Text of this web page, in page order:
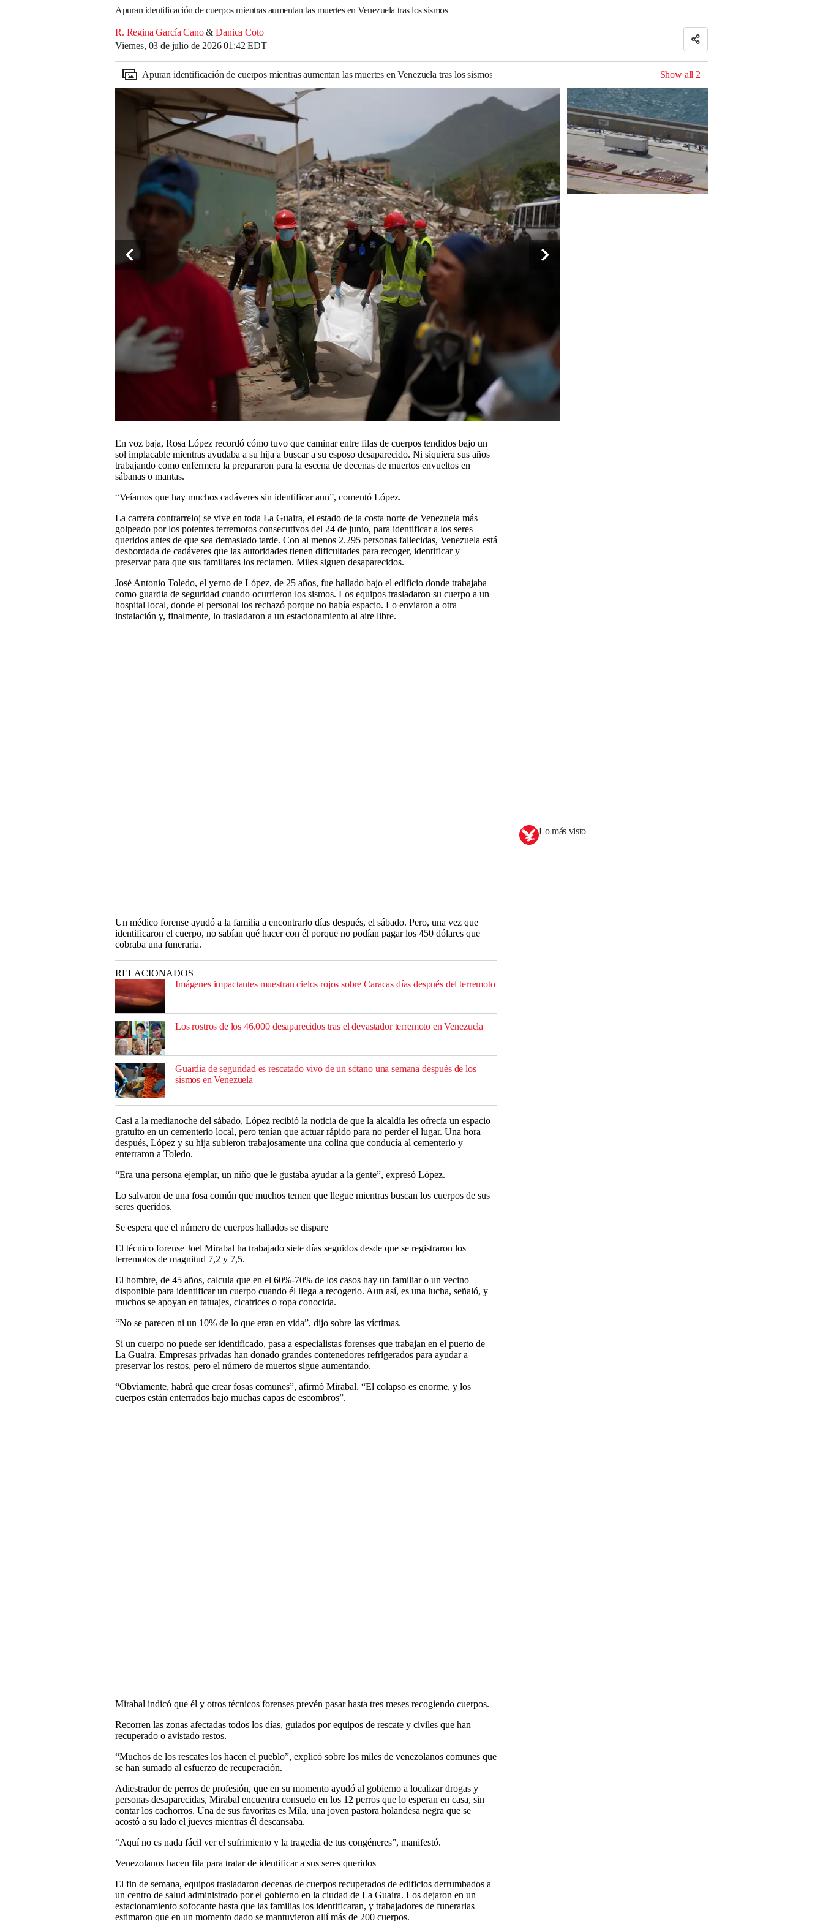
Apuran identificación de cuerpos mientras aumentan las muertes en Venezuela tras los sismos
R. Regina García Cano & Danica Coto
Viernes, 03 de julio de 2026 01:42 EDT
Apuran identificación de cuerpos mientras aumentan las muertes en Venezuela tras los sismos Show all 2
En voz baja, Rosa López recordó cómo tuvo que caminar entre filas de cuerpos tendidos bajo un
sol implacable mientras ayudaba a su hija a buscar a su esposo desaparecido. Ni siquiera sus años
trabajando como enfermera la prepararon para la escena de decenas de muertos envueltos en
sábanas o mantas.
“Veíamos que hay muchos cadáveres sin identificar aun”, comentó López.
La carrera contrarreloj se vive en toda La Guaira, el estado de la costa norte de Venezuela más
golpeado por los potentes terremotos consecutivos del 24 de junio, para identificar a los seres
queridos antes de que sea demasiado tarde. Con al menos 2.295 personas fallecidas, Venezuela está
desbordada de cadáveres que las autoridades tienen dificultades para recoger, identificar y
preservar para que sus familiares los reclamen. Miles siguen desaparecidos.
José Antonio Toledo, el yerno de López, de 25 años, fue hallado bajo el edificio donde trabajaba
como guardia de seguridad cuando ocurrieron los sismos. Los equipos trasladaron su cuerpo a un
hospital local, donde el personal los rechazó porque no había espacio. Lo enviaron a otra
instalación y, finalmente, lo trasladaron a un estacionamiento al aire libre.
Un médico forense ayudó a la familia a encontrarlo días después, el sábado. Pero, una vez que
identificaron el cuerpo, no sabían qué hacer con él porque no podían pagar los 450 dólares que
cobraba una funeraria.
RELACIONADOS
Imágenes impactantes muestran cielos rojos sobre Caracas días después del terremoto
Los rostros de los 46.000 desaparecidos tras el devastador terremoto en Venezuela
Guardia de seguridad es rescatado vivo de un sótano una semana después de los
sismos en Venezuela
Casi a la medianoche del sábado, López recibió la noticia de que la alcaldía les ofrecía un espacio
gratuito en un cementerio local, pero tenían que actuar rápido para no perder el lugar. Una hora
después, López y su hija subieron trabajosamente una colina que conducía al cementerio y
enterraron a Toledo.
“Era una persona ejemplar, un niño que le gustaba ayudar a la gente”, expresó López.
Lo salvaron de una fosa común que muchos temen que llegue mientras buscan los cuerpos de sus
seres queridos.
Se espera que el número de cuerpos hallados se dispare
El técnico forense Joel Mirabal ha trabajado siete días seguidos desde que se registraron los
terremotos de magnitud 7,2 y 7,5.
El hombre, de 45 años, calcula que en el 60%-70% de los casos hay un familiar o un vecino
disponible para identificar un cuerpo cuando él llega a recogerlo. Aun así, es una lucha, señaló, y
muchos se apoyan en tatuajes, cicatrices o ropa conocida.
“No se parecen ni un 10% de lo que eran en vida”, dijo sobre las víctimas.
Si un cuerpo no puede ser identificado, pasa a especialistas forenses que trabajan en el puerto de
La Guaira. Empresas privadas han donado grandes contenedores refrigerados para ayudar a
preservar los restos, pero el número de muertos sigue aumentando.
“Obviamente, habrá que crear fosas comunes”, afirmó Mirabal. “El colapso es enorme, y los
cuerpos están enterrados bajo muchas capas de escombros”.
Mirabal indicó que él y otros técnicos forenses prevén pasar hasta tres meses recogiendo cuerpos.
Recorren las zonas afectadas todos los días, guiados por equipos de rescate y civiles que han
recuperado o avistado restos.
“Muchos de los rescates los hacen el pueblo”, explicó sobre los miles de venezolanos comunes que
se han sumado al esfuerzo de recuperación.
Adiestrador de perros de profesión, que en su momento ayudó al gobierno a localizar drogas y
personas desaparecidas, Mirabal encuentra consuelo en los 12 perros que lo esperan en casa, sin
contar los cachorros. Una de sus favoritas es Mila, una joven pastora holandesa negra que se
acostó a su lado el jueves mientras él descansaba.
“Aquí no es nada fácil ver el sufrimiento y la tragedia de tus congéneres”, manifestó.
Venezolanos hacen fila para tratar de identificar a sus seres queridos
El fin de semana, equipos trasladaron decenas de cuerpos recuperados de edificios derrumbados a
un centro de salud administrado por el gobierno en la ciudad de La Guaira. Los dejaron en un
estacionamiento sofocante hasta que las familias los identificaran, y trabajadores de funerarias
estimaron que en un momento dado se mantuvieron allí más de 200 cuerpos.
Lo más visto